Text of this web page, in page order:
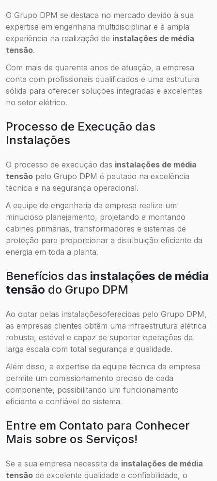
O Grupo DPM se destaca no mercado devido à sua
expertise em engenharia multidisciplinar e à ampla
experiência na realização de instalações de média
tensão.
Com mais de quarenta anos de atuação, a empresa
conta com profissionais qualificados e uma estrutura
sólida para oferecer soluções integradas e excelentes
no setor elétrico.
Processo de Execução das
Instalações
O processo de execução das instalações de média
tensão pelo Grupo DPM é pautado na excelência
técnica e na segurança operacional.
A equipe de engenharia da empresa realiza um
minucioso planejamento, projetando e montando
cabines primárias, transformadores e sistemas de
proteção para proporcionar a distribuição eficiente da
energia em toda a planta.
Benefícios das instalações de média
tensão do Grupo DPM
Ao optar pelas instalaçõesoferecidas pelo Grupo DPM,
as empresas clientes obtêm uma infraestrutura elétrica
robusta, estável e capaz de suportar operações de
larga escala com total segurança e qualidade.
Além disso, a expertise da equipe técnica da empresa
permite um comissionamento preciso de cada
componente, possibilitando um funcionamento
eficiente e confiável do sistema.
Entre em Contato para Conhecer
Mais sobre os Serviços!
Se a sua empresa necessita de instalações de média
tensão de excelente qualidade e confiabilidade, o